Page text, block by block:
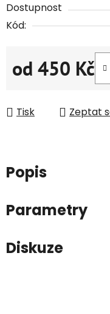
Dostupnost
Kód:
od 450 Kč
Tisk Zeptat
Popis
Parametry
Diskuze